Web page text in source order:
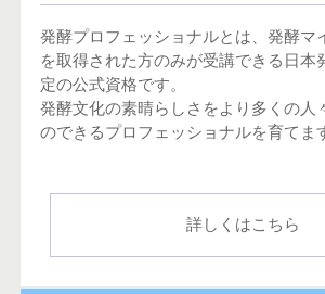
発酵プロフェッショナルとは、発酵マ
を取得された方のみが受講できる日本
定の公式資格です。
発酵文化の素晴らしさをより多くの人
のできるプロフェッショナルを育てま
詳しくはこちら